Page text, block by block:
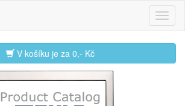
V košíku je za 0,- Kč